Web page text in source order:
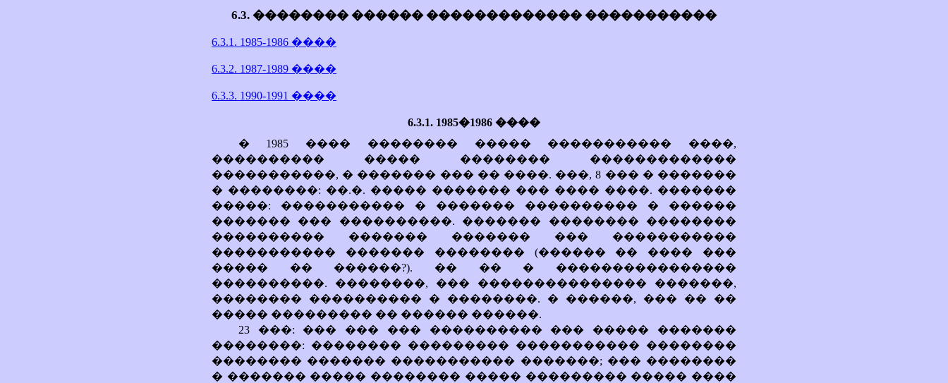
6.3. �������� ������ ������������� �����������
6.3.1. 1985-1986 ����
6.3.2. 1987-1989 ����
6.3.3. 1990-1991 ����
6.3.1. 1985�1986 ����
� 1985 ���� �������� ����� ����������� ����,
���������� ����� �������� �������������
�����������, � ������� ��� �� ����. ���, 8 ��� � �������
� ��������: ��.�. ����� ������� ��� ���� ����. �������
�����: ����������� � ������� ���������� � ������
������� ��� ����������. ������� �������� ��������
���������� ������� ������� ��� �����������
����������� ������� �������� (������ �� ���� ���
����� �� ������?). �� �� � ����������������
����������. ��������, ��� ��������������� �������,
�������� ���������� � ��������. � ������, ��� �� ��
����� ��������� �� ������ ������.
23 ���: ��� ��� ��� ���������� ��� ����� �������
��������: �������� ��������� ����������� ��������
�������� ������� ����������� �������; ��� ��������
� ������� ����� �������� ����� ��������� ����� ����